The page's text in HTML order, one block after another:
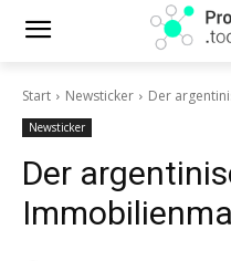
Start Newsticker Der
Newsticker
Der